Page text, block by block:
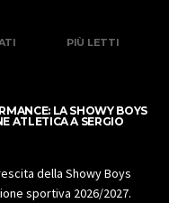
PIÙ LETTI
LA SHOWY BOYS
ATLETICA A SERGIO
della Showy Boys
sportiva 2026/2027.